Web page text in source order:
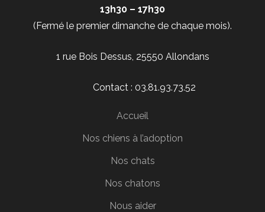
13h30 – 17h30
(Fermé le premier dimanche de chaque mois).
1 rue Bois Dessus, 25550 Allondans
Contact : 03.81.93.73.52
Accueil
Nos chiens à l’adoption
Nos chats
Nos chatons
Nous aider